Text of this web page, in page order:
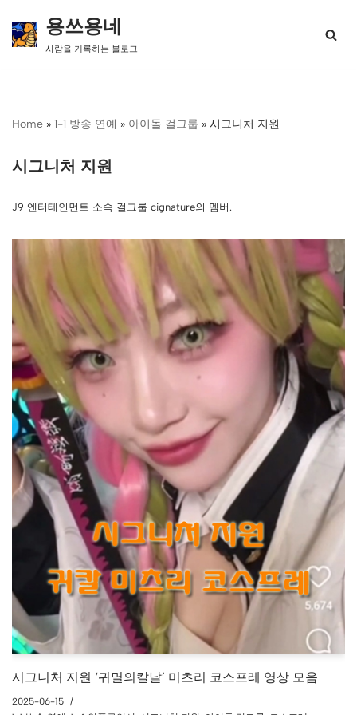
콘
너
용쓰용네
사람을 기록하는 블로그
Home » 1-1 방송 연예 » 아이돌 걸그룹 » 시그니처 지원
시그니처 지원
J9 엔터테인먼트 소속 걸그룹 cignature의 멤버.
시그니처 지원 ‘귀멸의칼날’ 미츠리 코스프레 영상 모음
2025-06-15